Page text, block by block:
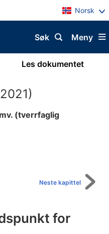
Norsk
Meny
Søk
Les dokumentet
(tverrfaglig
Neste kapittel
for